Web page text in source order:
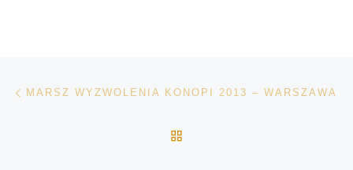
Nawigacja wpisu
MARSZ WYZWOLENIA KONOPI 2013 – WARSZAWA